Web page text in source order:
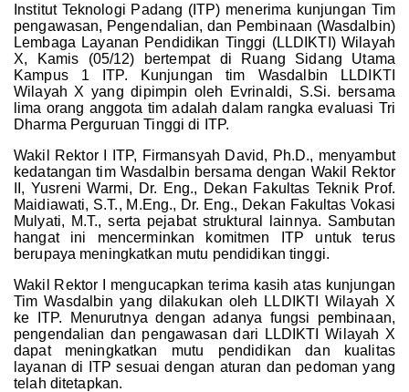
Institut Teknologi Padang (ITP) menerima kunjungan Tim
pengawasan, Pengendalian, dan Pembinaan (Wasdalbin)
Lembaga Layanan Pendidikan Tinggi (LLDIKTI) Wilayah
X, Kamis (05/12) bertempat di Ruang Sidang Utama
Kampus 1 ITP. Kunjungan tim Wasdalbin LLDIKTI
Wilayah X yang dipimpin oleh Evrinaldi, S.Si. bersama
lima orang anggota tim adalah dalam rangka evaluasi Tri
Dharma Perguruan Tinggi di ITP.
Wakil Rektor I ITP, Firmansyah David, Ph.D., menyambut
kedatangan tim Wasdalbin bersama dengan Wakil Rektor
II, Yusreni Warmi, Dr. Eng., Dekan Fakultas Teknik Prof.
Maidiawati, S.T., M.Eng., Dr. Eng., Dekan Fakultas Vokasi
Mulyati, M.T., serta pejabat struktural lainnya. Sambutan
hangat ini mencerminkan komitmen ITP untuk terus
berupaya meningkatkan mutu pendidikan tinggi.
Wakil Rektor I mengucapkan terima kasih atas kunjungan
Tim Wasdalbin yang dilakukan oleh LLDIKTI Wilayah X
ke ITP. Menurutnya dengan adanya fungsi pembinaan,
pengendalian dan pengawasan dari LLDIKTI Wilayah X
dapat meningkatkan mutu pendidikan dan kualitas
layanan di ITP sesuai dengan aturan dan pedoman yang
telah ditetapkan.